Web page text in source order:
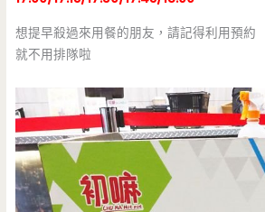
想提早殺過來用餐的朋友，請記得利用預約
就不用排隊啦